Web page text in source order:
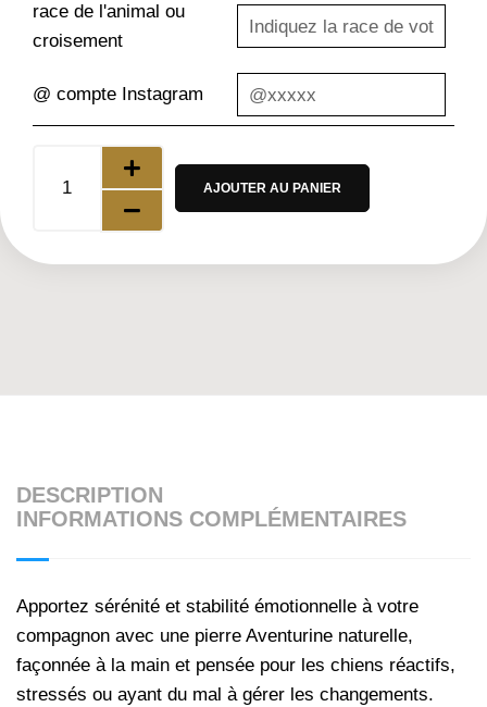
race de l'animal ou
croisement
@ compte Instagram
AJOUTER AU PANIER
DESCRIPTION
INFORMATIONS COMPLÉMENTAIRES
Apportez sérénité et stabilité émotionnelle à votre
compagnon avec une pierre Aventurine naturelle,
façonnée à la main et pensée pour les chiens réactifs,
stressés ou ayant du mal à gérer les changements.